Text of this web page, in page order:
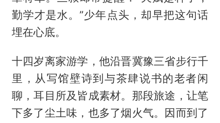
勤学才是水。”少年点头，却早把这句话
埋在心底。
十四岁离家游学，他沿晋冀豫三省步行千
里，从写馆壁诗到与茶肆说书的老者闲
聊，耳目所及皆成素材。那段旅途，让笔
下多了尘土味，也多了烟火气。因而到了